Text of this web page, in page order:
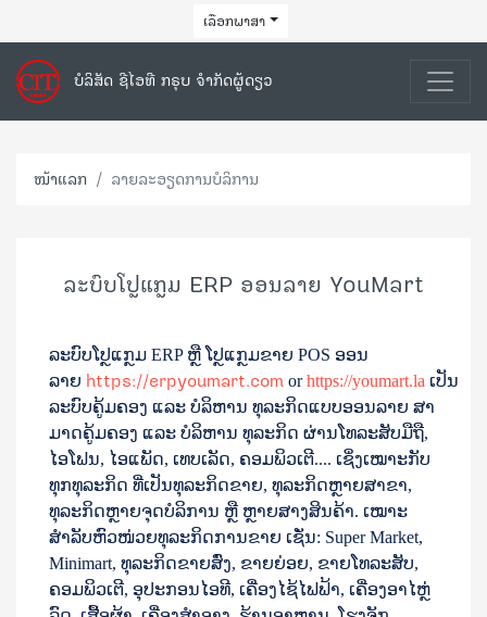
ເລືອກພາສາ
ບໍລິສັດ ຊີໄອທີ ກຣຸບ ຈຳກັດຜູ້ດຽວ
ໜ້າແລກ ລາຍລະອຽດການບໍລິການ
ລະບົບໂປຼແກຼມ ERP ອອນລາຍ YouMart
ລະບົບໂປຼແກຼມ ERP ຫຼື ໂປຼແກຼມຂາຍ POS ອອນ
ລາຍ https://erpyoumart.com orhttps://youmart.la ເປັນ
ລະບົບຄູ້ມຄອງ ແລະ ບໍລິຫານ ທຸລະກິດແບບອອນລາຍ ສາ
ມາດຄູ້ມຄອງ ແລະ ບໍລິຫານ ທຸລະກິດ ຜ່ານໂທລະສັບມືຖື,
ໄອໂຟນ, ໄອແພັດ, ເທບເລັດ​, ຄອມພິວເຕີ.... ເຊິ່ງເໝາະກັບ
ທຸກທຸລະກິດ ທີ່ເປັນທຸລະກິດຂາຍ, ທຸລະກິດຫຼາຍສາຂາ,
ທຸລະກິດຫຼາຍຈຸດບໍລິການ ຫຼື ຫຼາຍສາງສິນຄ້າ. ເໝາະ
ສຳລັບຫົວໜ່ວຍທຸລະກິດການຂາຍ ເຊັ່ນ: Super Market,
Minimart, ທຸລະກິດຂາຍສົ່ງ, ຂາຍຍ່ອຍ, ຂາຍໂທລະສັບ,
ຄອມພິວເຕີ, ອຸປະກອນໄອທີ, ເຄື່ອງໄຊ້ໄຟຟ້າ, ເຄື່ອງອາໄຫຼ່